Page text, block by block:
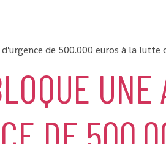
d'urgence de 500.000 euros à la
UNE